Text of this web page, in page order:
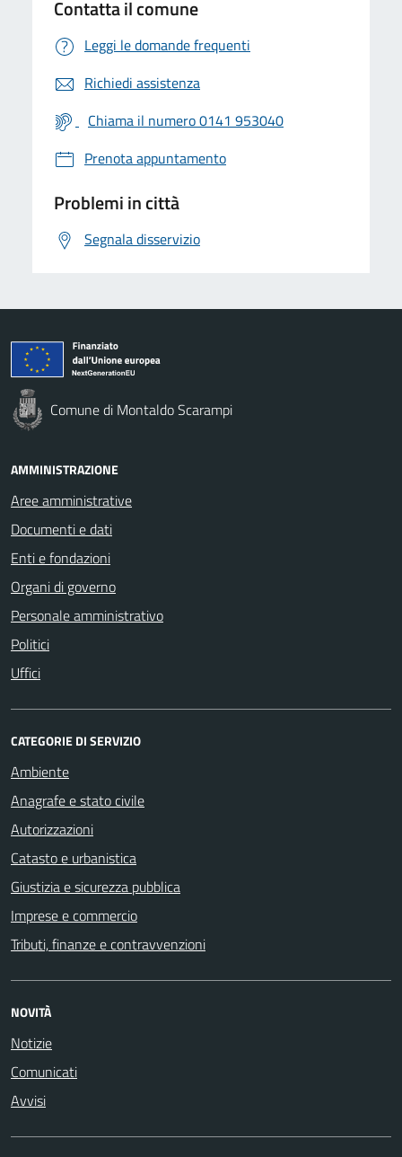
Contatta il comune
Leggi le domande frequenti
Richiedi assistenza
Chiama il numero 0141 953040
Prenota appuntamento
Problemi in città
Segnala disservizio
Comune di Montaldo Scarampi
AMMINISTRAZIONE
Aree amministrative
Documenti e dati
Enti e fondazioni
Organi di governo
Personale amministrativo
Politici
Uffici
CATEGORIE DI SERVIZIO
Ambiente
Anagrafe e stato civile
Autorizzazioni
Catasto e urbanistica
Giustizia e sicurezza pubblica
Imprese e commercio
Tributi, finanze e contravvenzioni
NOVITÀ
Notizie
Comunicati
Avvisi